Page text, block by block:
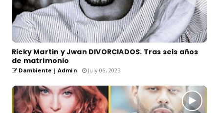
Ricky Martin y Jwan DIVORCIADOS. Tras seis años
de matrimonio
Dambiente | Admin July 06, 2023